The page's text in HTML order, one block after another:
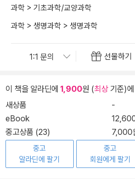
과학 > 기초과학/교양과학
과학 > 생명과학 > 생명과학
선물하기
이 책을 알라딘에 1,900원 (최상기준)에
새상품
-
eBook
중고상품 (23)
7,000
중고
알라딘에 팔기
중고
회원에게 팔기